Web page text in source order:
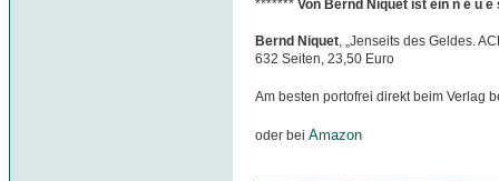
******* Von Bernd Niquet ist ein n e u
Bernd Niquet , „Jenseits des Geldes.
632 Seiten, 23,50 Euro
Am besten portofrei direkt beim Verlag
oder bei Amazon